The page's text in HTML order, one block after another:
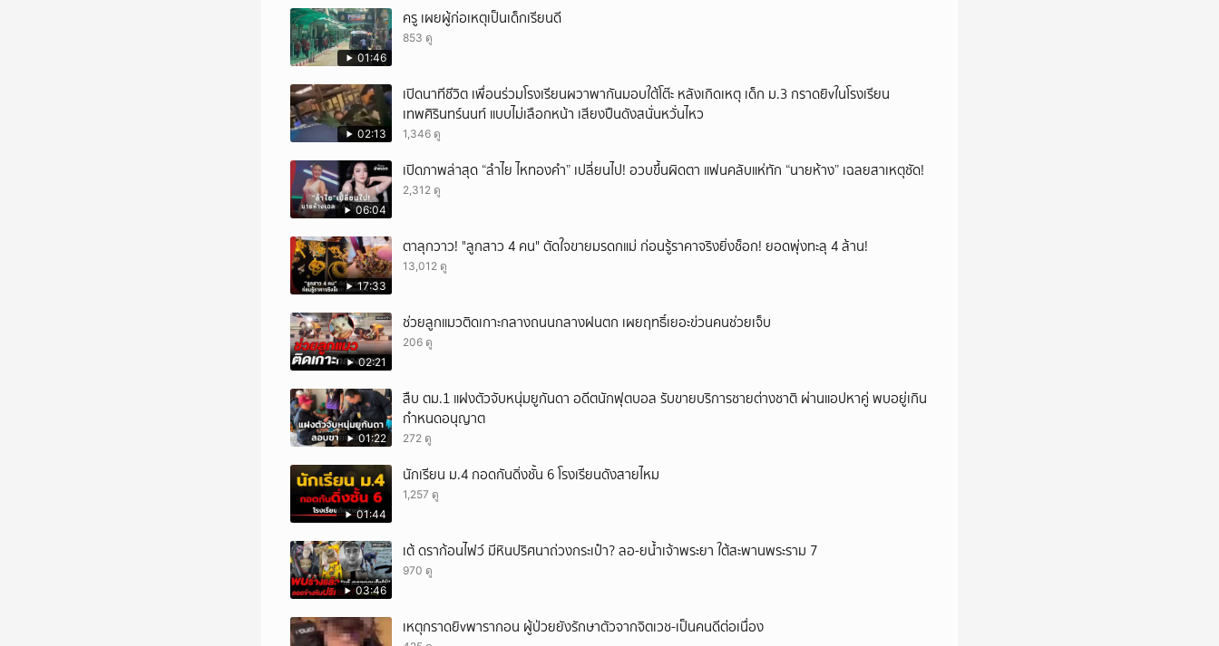
01:46
ครู เผยผู้ก่อเหตุเป็นเด็กเรียนดี
853 ดู
02:13
เปิดนาทีชีวิต เพื่อนร่วมโรงเรียนผวาพากันมอบใต้โต๊ะ หลังเกิดเหตุ เด็ก ม.3 กราดยิvในโรงเรียน
เทพศิรินทร์นนท์ แบบไม่เลือกหน้า เสียงปืนดังสนั่นหวั่นไหว
1,346 ดู
06:04
เปิดภาพล่าสุด “ลำไย ไหทองคำ” เปลี่ยนไป! อวบขึ้นผิดตา แฟนคลับแห่ทัก “นายห้าง” เฉลยสาเหตุชัด!
2,312 ดู
17:33
ตาลุกวาว! "ลูกสาว 4 คน" ตัดใจขายมรดกแม่ ก่อนรู้ราคาจริงยิ่งช็อก! ยอดพุ่งทะลุ 4 ล้าน!
13,012 ดู
02:21
ช่วยลูกแมวติดเกาะกลางถนนกลางฝนตก เผยฤทธิ์เยอะข่วนคนช่วยเจ็บ
206 ดู
01:22
สืบ ตม.1 แฝงตัวจับหนุ่มยูกันดา อดีตนักฟุตบอล รับขายบริการชายต่างชาติ ผ่านแอปหาคู่ พบอยู่เกิน
กำหนดอนุญาต
272 ดู
01:44
นักเรียน ม.4 กอดกันดิ่งชั้น 6 โรงเรียนดังสายไหม
1,257 ดู
03:46
เต้ ดราก้อนไฟว์ มีหินปริศนาถ่วงกระเป๋า? ลอ-ยน้ำเจ้าพระยา ใต้สะพานพระราม 7
970 ดู
เหตุกราดยิvพารากอน ผู้ป่วยยังรักษาตัวจากจิตเวช-เป็นคนดีต่อเนื่อง